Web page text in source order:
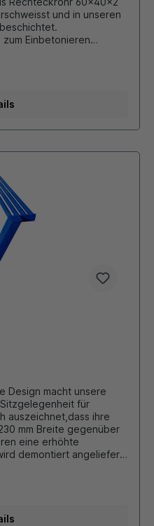
450 mm
Design macht unsere
auszeichnet,dass ihre
mm Breite gegenüber
eine erhöhte
aus
mit 4 eingeschweißten